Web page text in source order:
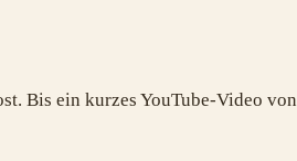
Bis ein kurzes YouTube-Video von